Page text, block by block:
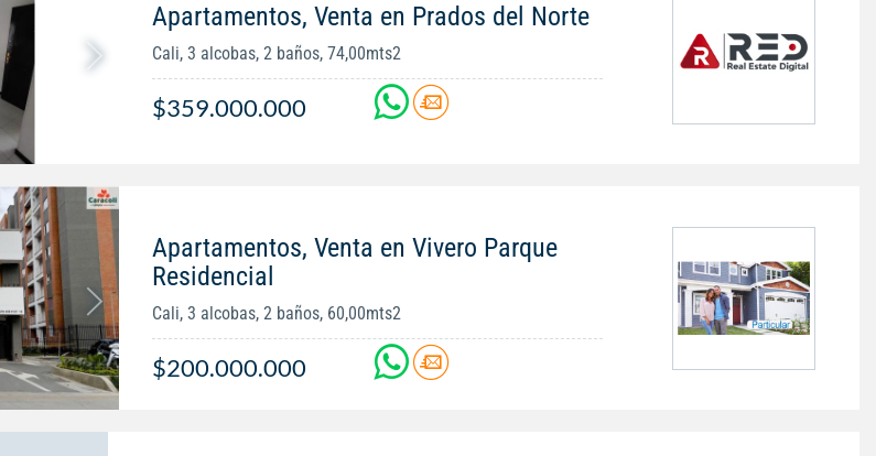
Apartamentos, Venta en Prados del Norte
Cali, 3 alcobas, 2 baños, 74,00mts2
$359.000.000
Apartamentos, Venta en Vivero Parque
Residencial
Cali, 3 alcobas, 2 baños, 60,00mts2
$200.000.000